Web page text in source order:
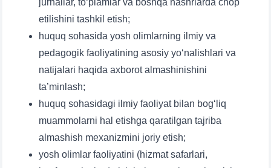
jurnallar, to‘plamlar va boshqa nashrlarda chop
etilishini tashkil etish;
huquq sohasida yosh olimlarning ilmiy va
pedagogik faoliyatining asosiy yo‘nalishlari va
natijalari haqida axborot almashinishini
ta’minlash;
huquq sohasidagi ilmiy faoliyat bilan bog‘liq
muammolarni hal etishga qaratilgan tajriba
almashish mexanizmini joriy etish;
yosh olimlar faoliyatini (hizmat safarlari,